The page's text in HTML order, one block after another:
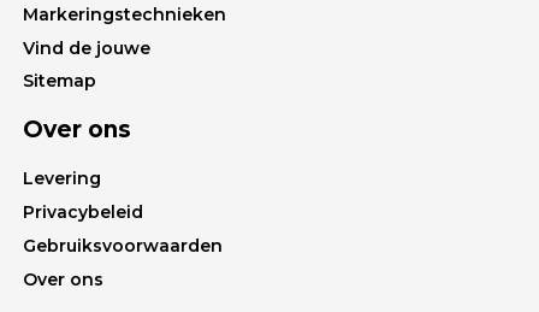
Markeringstechnieken
Vind de jouwe
Sitemap
Over ons
Levering
Privacybeleid
Gebruiksvoorwaarden
Over ons